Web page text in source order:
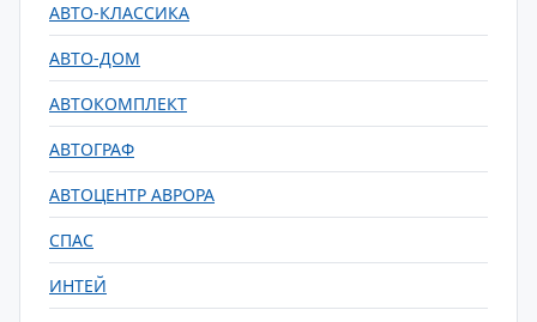
АВТО-КЛАССИКА
АВТО-ДОМ
АВТОКОМПЛЕКТ
АВТОГРАФ
АВТОЦЕНТР АВРОРА
СПАС
ИНТЕЙ